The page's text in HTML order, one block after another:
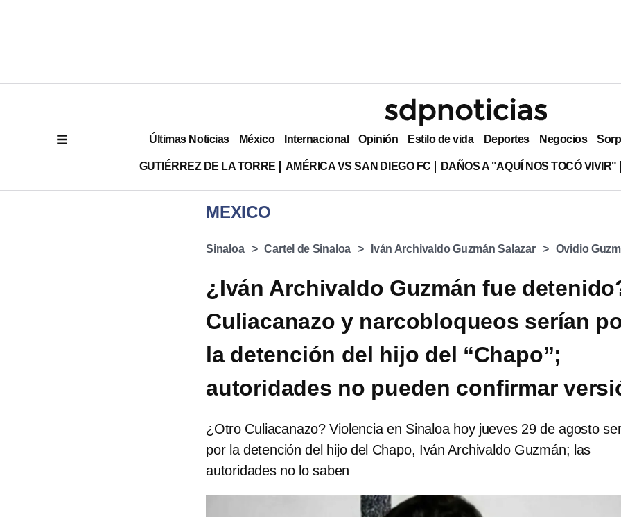
Últimas Noticias México Internacional Opinión Estilo de vida Deportes Negocios
GUTIÉRREZ DE LA TORRE AMÉRICA VS SAN DIEGO FC DAÑOS A "AQUÍ NOS TOCÓ VIVIR"
MÉXICO
Sinaloa Cartel de Sinaloa Iván Archivaldo Guzmán Salazar Ovidio
¿Iván Archivaldo Guzmán fue
Culiacanazo y narcobloqueos serían
la detención del hijo del “Chapo”;
autoridades no pueden confirmar
¿Otro Culiacanazo? Violencia en Sinaloa hoy jueves 29 de agosto
por la detención del hijo del Chapo, Iván Archivaldo Guzmán; las
autoridades no lo saben